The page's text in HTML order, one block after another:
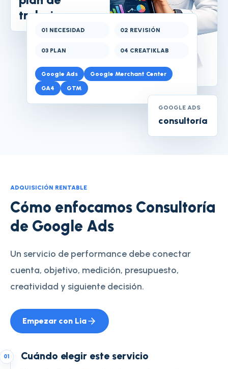
trabajo
01 NECESIDAD 02 REVISIÓN
03 PLAN 04 CREATIKLAB
Google Ads
Google Merchant Center
GA4
GTM
GOOGLE ADS
consultoría
ADQUISICIÓN RENTABLE
Cómo enfocamos Consultoría
de Google Ads
Un servicio de performance debe conectar
cuenta, objetivo, medición, presupuesto,
creatividad y siguiente decisión.
Empezar con Lia
01 Cuándo elegir este servicio